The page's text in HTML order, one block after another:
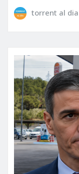
torrent al dia